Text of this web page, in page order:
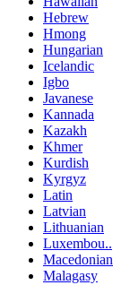
Hebrew
Hmong
Hungarian
Icelandic
Igbo
Javanese
Kannada
Kazakh
Khmer
Kurdish
Kyrgyz
Latin
Latvian
Lithuanian
Luxembou..
Macedonian
Malagasy